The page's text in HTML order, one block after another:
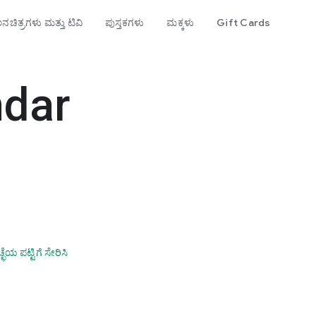
ಮತ್ತು ಟಿವಿ ಪುಸ್ತಕಗಳು ಮಕ್ಕಳು Gift Cards
ಪಟ್ಟಿಗೆ ಸೇರಿಸಿ